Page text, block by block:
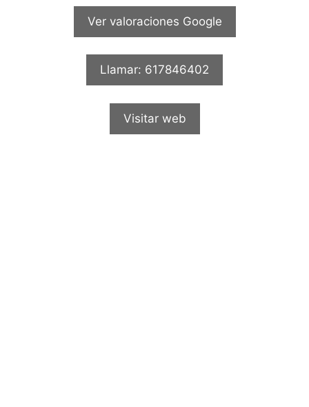
Ver valoraciones Google
Llamar: 617846402
Visitar web